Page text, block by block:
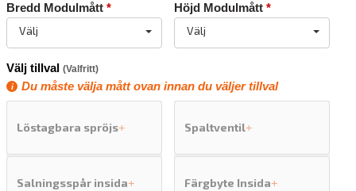
Bredd Modulmått *
Välj
Höjd Modulmått *
Välj
Välj tillval (Valfritt)
Du måste välja mått ovan innan du väljer tillval
Löstagbara spröjs+ Spaltventil+
Salningsspår insida+ Färgbyte Insida+